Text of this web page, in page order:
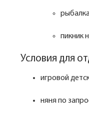
пикник
Условия для
игровой
няня по